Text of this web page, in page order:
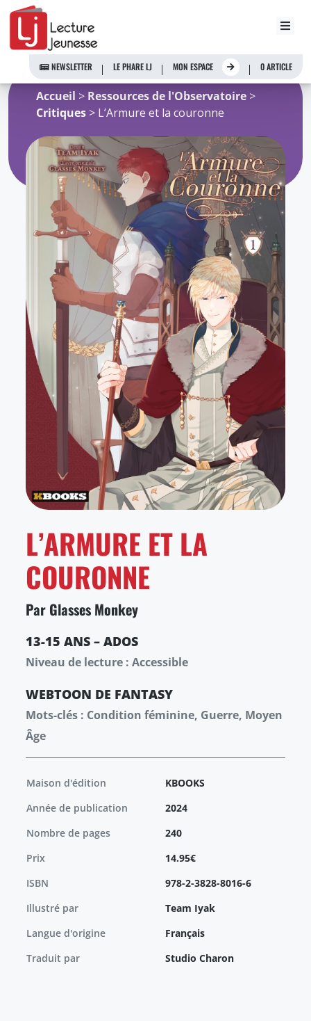
Aller
contenu
NEWSLETTER LE PHARE LJ MON ESPACE 0 ARTICLE
Accueil > Ressources de l'Observatoire >
Critiques > L’Armure et la couronne
L’ARMURE ET LA
COURONNE
Par Glasses Monkey
13-15 ANS – ADOS
Niveau de lecture : Accessible
WEBTOON DE FANTASY
Mots-clés : Condition féminine, Guerre, Moyen
Âge
Maison d'édition
KBOOKS
Année de publication
2024
Nombre de pages
240
Prix
14.95€
ISBN
978-2-3828-8016-6
Illustré par
Team Iyak
Langue d'origine
Français
Traduit par
Studio Charon